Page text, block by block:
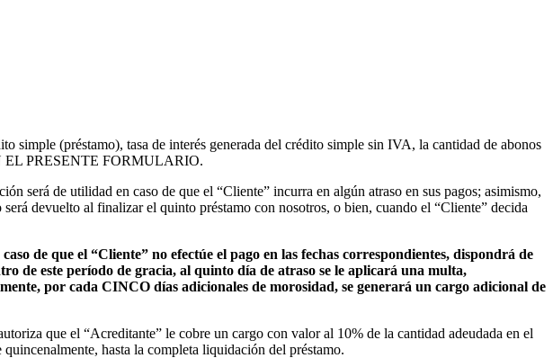
simple (préstamo), tasa de interés generada del crédito simple sin IVA, la cantidad de abonos
EL PRESENTE FORMULARIO.
será de utilidad en caso de que el “Cliente” incurra en algún atraso en sus pagos; asimismo,
devuelto al finalizar el quinto préstamo con nosotros, o bien, cuando el “Cliente” decida
de que el “Cliente” no efectúe el pago en las fechas correspondientes, dispondrá de
de este período de gracia, al quinto día de atraso se le aplicará una multa,
por cada CINCO días adicionales de morosidad, se generará un cargo adicional de
que el “Acreditante” le cobre un cargo con valor al 10% de la cantidad adeudada en el
hasta la completa liquidación del préstamo.